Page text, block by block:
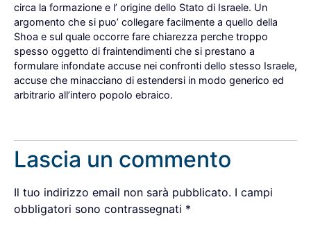
circa la formazione e l’ origine dello Stato di Israele. Un
argomento che si puo’ collegare facilmente a quello della
Shoa e sul quale occorre fare chiarezza perche troppo
spesso oggetto di fraintendimenti che si prestano a
formulare infondate accuse nei confronti dello stesso Israele,
accuse che minacciano di estendersi in modo generico ed
arbitrario all’intero popolo ebraico.
Lascia un commento
Il tuo indirizzo email non sarà pubblicato. I campi
obbligatori sono contrassegnati *